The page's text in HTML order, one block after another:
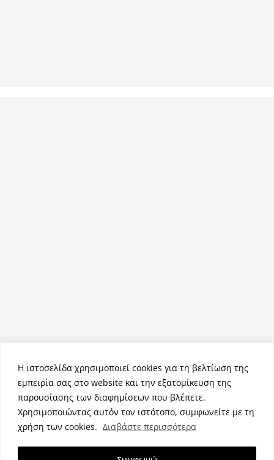
Η ιστοσελίδα χρησιμοποιεί cookies για τη βελτίωση της
εμπειρία σας στο website και την εξατομίκευση της
παρουσίασης των διαφημίσεων που βλέπετε.
Χρησιμοποιώντας αυτόν τον ιστότοπο, συμφωνείτε με τη
χρήση των cookies. Διαβάστε περισσότερα
Πνευματικά Δικαιώματα © 2026NemeaPress. Τα πνευματικά
δικαιώματα προστατεύονται.
Θέμα:ColorMagαπό ThemeGrill. Κατασκευασμένο με